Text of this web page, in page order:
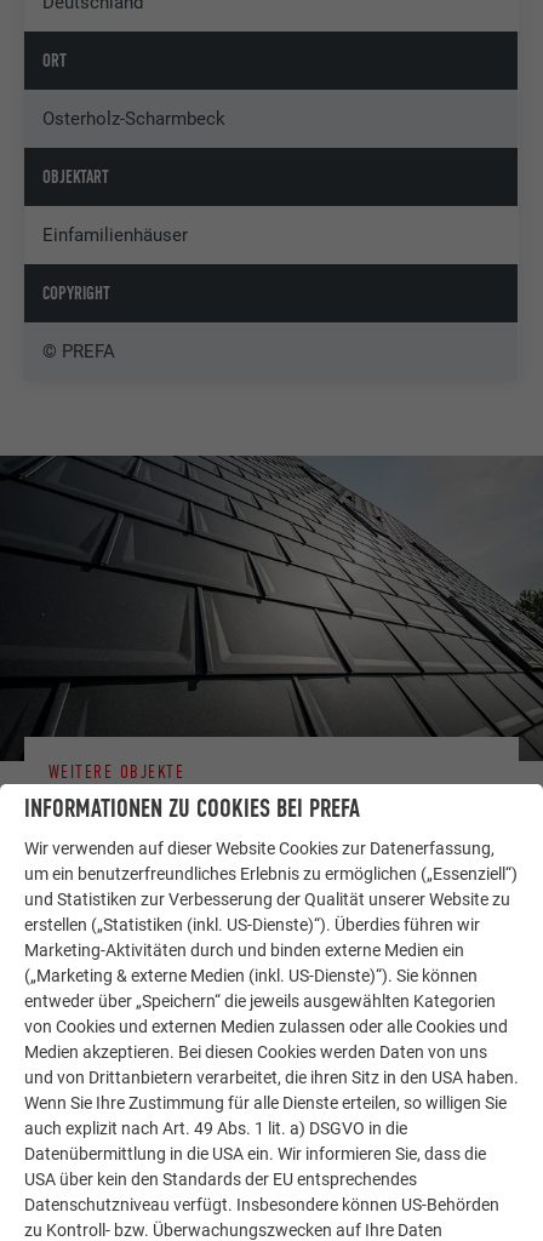
ORT
Osterholz-Scharmbeck
OBJEKTART
Einfamilienhäuser
COPYRIGHT
© PREFA
LASSEN SIE SICH INSPIRIEREN
WEITERE OBJEKTE
Die PREFA Referenzgalerie zeigt, wie vielseitig
Aluminium eingesetzt werden kann. Entdecken Sie
weitere beeindruckende Projekte mit den langlebigen
PREFA Aluminiumlösungen für Dach, Solar und
Fassade.
MEHR REFERENZEN ANSEHEN
INFORMATIONEN ZU COOKIES BEI PREFA
Wir verwenden auf dieser Website Cookies zur Datenerfassung,
um ein benutzerfreundliches Erlebnis zu ermöglichen („Essenziell“)
und Statistiken zur Verbesserung der Qualität unserer Website zu
erstellen („Statistiken (inkl. US-Dienste)“). Überdies führen wir
Marketing-Aktivitäten durch und binden externe Medien ein
(„Marketing & externe Medien (inkl. US-Dienste)“). Sie können
entweder über „Speichern“ die jeweils ausgewählten Kategorien
von Cookies und externen Medien zulassen oder alle Cookies und
Medien akzeptieren. Bei diesen Cookies werden Daten von uns
und von Drittanbietern verarbeitet, die ihren Sitz in den USA haben.
Wenn Sie Ihre Zustimmung für alle Dienste erteilen, so willigen Sie
auch explizit nach Art. 49 Abs. 1 lit. a) DSGVO in die
Datenübermittlung in die USA ein. Wir informieren Sie, dass die
USA über kein den Standards der EU entsprechendes
Datenschutzniveau verfügt. Insbesondere können US-Behörden
zu Kontroll- bzw. Überwachungszwecken auf Ihre Daten